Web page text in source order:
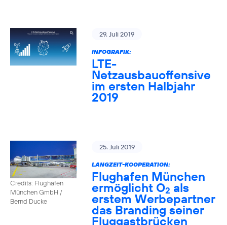
29. Juli 2019
INFOGRAFIK:
LTE-
Netzausbauoffensive
im ersten Halbjahr
2019
Credits: Flughafen
München GmbH /
Bernd Ducke
25. Juli 2019
LANGZEIT-KOOPERATION:
Flughafen München
ermöglicht O2 als
erstem Werbepartner
das Branding seiner
Fluggastbrücken